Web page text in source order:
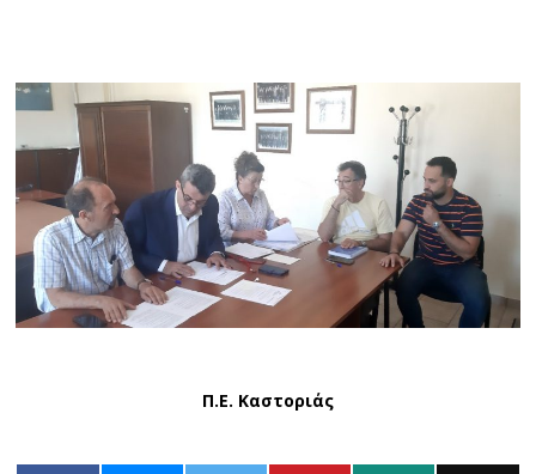
Π.Ε. Καστοριάς